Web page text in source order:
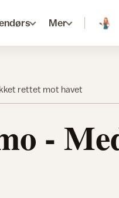
Mer
rettet mot havet
-